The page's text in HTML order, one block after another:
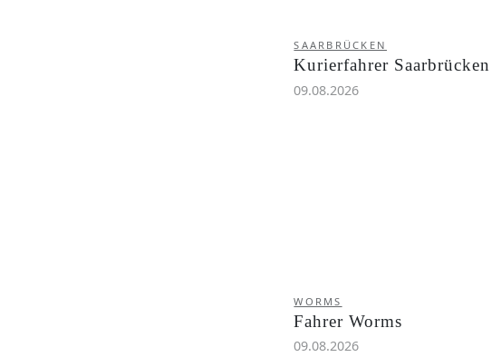
SAARBRÜCKEN
Kurierfahrer Saarbrücken
09.08.2026
WORMS
Fahrer Worms
09.08.2026